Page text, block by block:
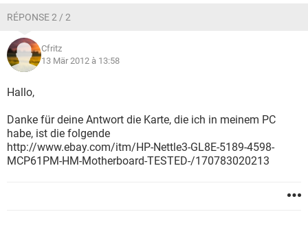
RÉPONSE 2 / 2
Cfritz
13 Mär 2012 à 13:58
Hallo,
Danke für deine Antwort die Karte, die ich in meinem PC
habe, ist die folgende
http://www.ebay.com/itm/HP-Nettle3-GL8E-5189-4598-
MCP61PM-HM-Motherboard-TESTED-/170783020213